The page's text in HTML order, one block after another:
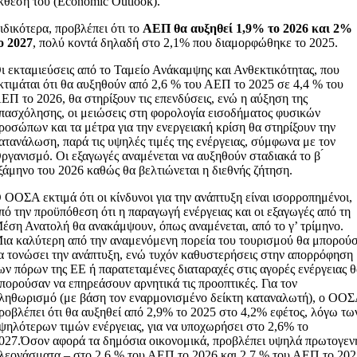
προβλέπει ότι το ΑΕΠ θα αυξηθεί 1,9% το 2026 και 2%
2027, πολύ κοντά δηλαδή στο 2,1% που διαμορφώθηκε το 2025.
εκταμιεύσεις από το Ταμείο Ανάκαμψης και Ανθεκτικότητας, που
ότι θα αυξηθούν από 2,6 % του ΑΕΠ το 2025 σε 4,4 % του
το 2026, θα στηρίξουν τις επενδύσεις, ενώ η αύξηση της
οι μειώσεις στη φορολογία εισοδήματος φυσικών
και τα μέτρα για την ενεργειακή κρίση θα στηρίξουν την
παρά τις υψηλές τιμές της ενέργειας, σύμφωνα με τον
Οι εξαγωγές αναμένεται να αυξηθούν σταδιακά το β
του 2026 καθώς θα βελτιώνεται η διεθνής ζήτηση.
εκτιμά ότι οι κίνδυνοι για την ανάπτυξη είναι ισορροπημένοι,
την προϋπόθεση ότι η παραγωγή ενέργειας και οι εξαγωγές από τη
Ανατολή θα ανακάμψουν, όπως αναμένεται, από το γ’ τρίμηνο.
καλύτερη από την αναμενόμενη πορεία του τουρισμού θα
τονώσει την ανάπτυξη, ενώ τυχόν καθυστερήσεις στην απορρόφηση
πόρων της ΕΕ ή παρατεταμένες διαταραχές στις αγορές ενέργειας
να επηρεάσουν αρνητικά τις προοπτικές. Για τον
(με βάση τον εναρμονισμένο δείκτη καταναλωτή), ο
ότι θα αυξηθεί από 2,9% το 2025 στο 4,2% εφέτος, λόγω
τιμών ενέργειας, για να υποχωρήσει στο 2,6% το
αφορά τα δημόσια οικονομικά, προβλέπει υψηλά